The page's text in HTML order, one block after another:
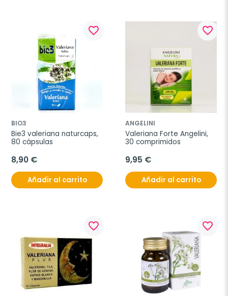
favorite_border
BIO3
Bie3 valeriana naturcaps,
80 cápsulas
8,90 €
Añadir al carrito
favorite_border
ANGELINI
Valeriana Forte Angelini,
30 comprimidos
9,95 €
Añadir al carrito
favorite_border favorite_border